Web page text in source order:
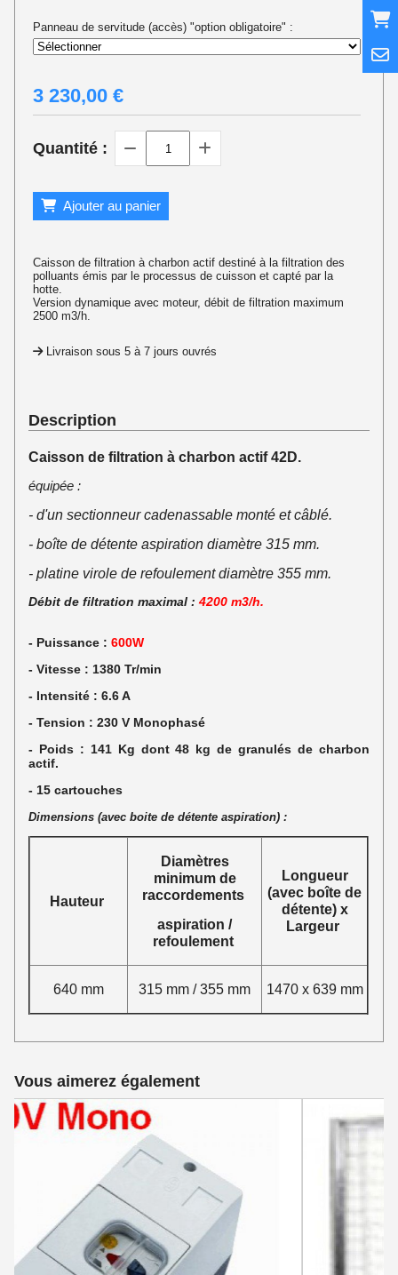
Panneau de servitude (accès) "option obligatoire" :
3 230,00 €
Quantité :
Ajouter au panier
Caisson de filtration à charbon actif destiné à la filtration des
polluants émis par le processus de cuisson et capté par la
hotte.
Version dynamique avec moteur, débit de filtration maximum
2500 m3/h.
Livraison sous 5 à 7 jours ouvrés
Description
Caisson de filtration à charbon actif 42D.
équipée :
- d'un sectionneur cadenassable monté et câblé.
- boîte de détente aspiration diamètre 315 mm.
- platine virole de refoulement diamètre 355 mm.
Débit de filtration maximal :4200 m3/h.
- Puissance :600W
- Vitesse : 1380 Tr/min
- Intensité : 6.6 A
- Tension : 230 V Monophasé
- Poids : 141 Kg dont 48 kg de granulés de charbon
actif.
- 15 cartouches
Dimensions (avec boite de détente aspiration) :
Hauteur
Diamètres
minimum de
raccordements
aspiration /
refoulement
Longueur
(avec boîte de
détente) x
Largeur
640 mm 315 mm / 355 mm 1470 x 639 mm
Vous aimerez également